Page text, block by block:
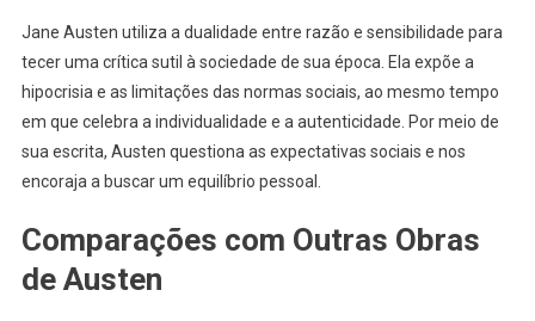
Jane Austen utiliza a dualidade entre razão e sensibilidade para
tecer uma crítica sutil à sociedade de sua época. Ela expõe a
hipocrisia e as limitações das normas sociais, ao mesmo tempo
em que celebra a individualidade e a autenticidade. Por meio de
sua escrita, Austen questiona as expectativas sociais e nos
encoraja a buscar um equilíbrio pessoal.
Comparações com Outras Obras
de Austen